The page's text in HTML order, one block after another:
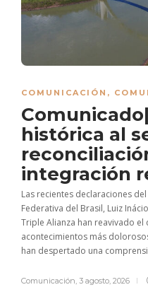
COMUNICACIÓN ,
histórica al
integración
Las recientes declaraciones
Federativa del Brasil, Luiz
Triple Alianza han reavivado
acontecimientos más
han despertado una
Comunicación, 3 agosto, 2026